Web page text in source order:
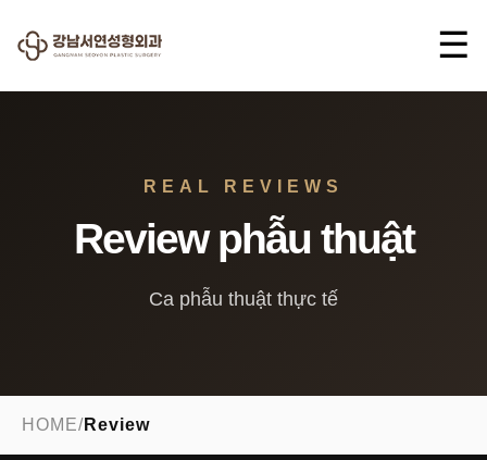
☰
REAL REVIEWS
Review phẫu thuật
Ca phẫu thuật thực tế
HOME/Review